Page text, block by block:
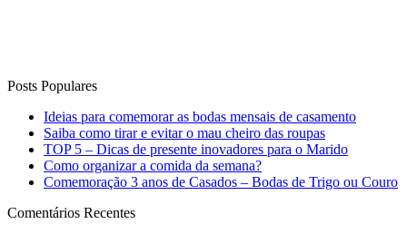
Posts Populares
Ideias para comemorar as bodas mensais de casamento
Saiba como tirar e evitar o mau cheiro das roupas
TOP 5 – Dicas de presente inovadores para o Marido
Como organizar a comida da semana?
Comemoração 3 anos de Casados – Bodas de Trigo ou Couro
Comentários Recentes